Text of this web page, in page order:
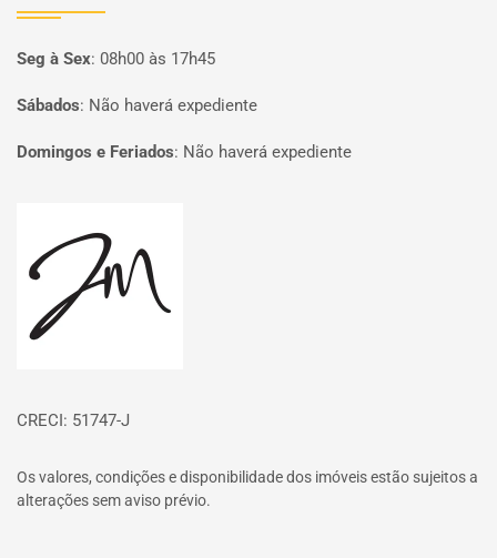
Seg à Sex: 08h00 às 17h45
Sábados: Não haverá expediente
Domingos e Feriados: Não haverá expediente
CRECI: 51747-J
Os valores, condições e disponibilidade dos imóveis estão sujeitos a
alterações sem aviso prévio.